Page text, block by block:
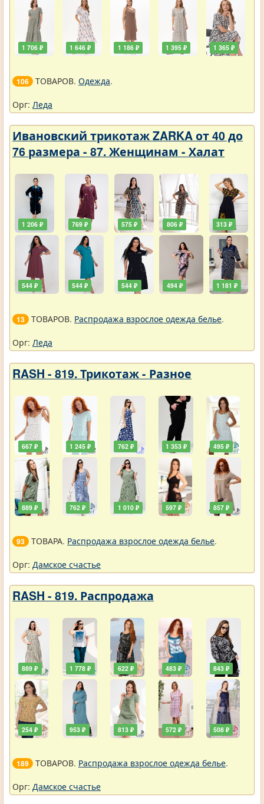
1 706 ₽ 1 646 ₽ 1 186 ₽ 1 395 ₽ 1 365 ₽
106 ТОВАРОВ. Одежда.
Орг: Леда
Ивановский трикотаж ZARKA от 40 до
76 размера - 87. Женщинам - Халат
1 206 ₽
544 ₽
769 ₽
544 ₽
575 ₽
544 ₽
806 ₽
494 ₽
313 ₽
1 181 ₽
13 ТОВАРОВ. Распродажа взрослое одежда белье.
Орг: Леда
RASH - 819. Трикотаж - Разное
667 ₽
889 ₽
1 245 ₽
762 ₽
762 ₽
1 010 ₽
1 353 ₽
597 ₽
495 ₽
857 ₽
93 ТОВАРА. Распродажа взрослое одежда белье.
Орг: Дамское счастье
RASH - 819. Распродажа
889 ₽
254 ₽
1 778 ₽
953 ₽
622 ₽
813 ₽
483 ₽
572 ₽
843 ₽
508 ₽
189 ТОВАРОВ. Распродажа взрослое одежда белье.
Орг: Дамское счастье